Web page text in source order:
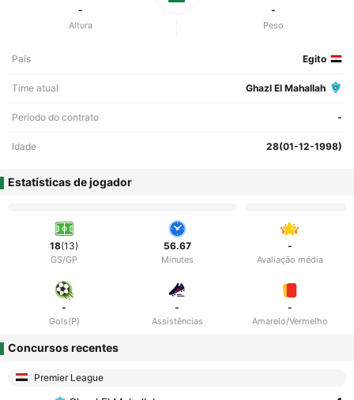
-
Altura
-
Peso
País Egito
Time atual Ghazl El Mahallah
Período do contrato -
Idade 28(01-12-1998)
Estatísticas de jogador
18(13)
GS/GP
56.67
Minutes
-
Avaliação média
-
Gols(P)
-
Assistências
-
Amarelo/Vermelho
Concursos recentes
Premier League